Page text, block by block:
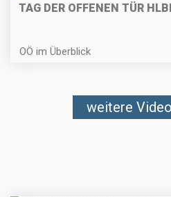
TAG DER OFFENEN TÜR
OÖ im Überblick
weitere